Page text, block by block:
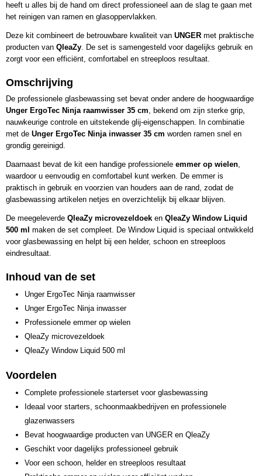
heeft u alles bij de hand om direct professioneel aan de slag te gaan met
het reinigen van ramen en glasoppervlakken.
Deze kit combineert de betrouwbare kwaliteit van UNGER met praktische
producten van QleaZy. De set is samengesteld voor dagelijks gebruik en
zorgt voor een efficiënt, comfortabel en streeploos resultaat.
Omschrijving
De professionele glasbewassing set bevat onder andere de hoogwaardige
Unger ErgoTec Ninja raamwisser 35 cm, bekend om zijn sterke grip,
nauwkeurige controle en uitstekende glij-eigenschappen. In combinatie
met de Unger ErgoTec Ninja inwasser 35 cm worden ramen snel en
grondig gereinigd.
Daarnaast bevat de kit een handige professionele emmer op wielen,
waardoor u eenvoudig en comfortabel kunt werken. De emmer is
praktisch in gebruik en voorzien van houders aan de rand, zodat de
glasbewassing artikelen netjes en overzichtelijk bij elkaar blijven.
De meegeleverde QleaZy microvezeldoek en QleaZy Window Liquid
500 ml maken de set compleet. De Window Liquid is speciaal ontwikkeld
voor glasbewassing en helpt bij een helder, schoon en streeploos
eindresultaat.
Inhoud van de set
Unger ErgoTec Ninja raamwisser
Unger ErgoTec Ninja inwasser
Professionele emmer op wielen
QleaZy microvezeldoek
QleaZy Window Liquid 500 ml
Voordelen
Complete professionele starterset voor glasbewassing
Ideaal voor starters, schoonmaakbedrijven en professionele
glazenwassers
Bevat hoogwaardige producten van UNGER en QleaZy
Geschikt voor dagelijks professioneel gebruik
Voor een schoon, helder en streeploos resultaat